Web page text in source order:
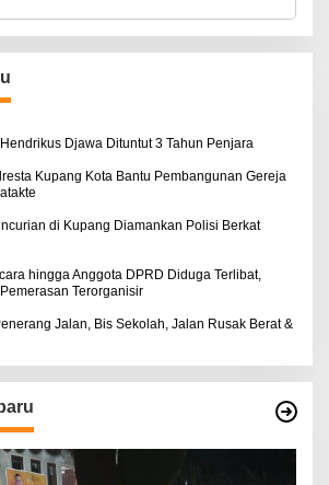
Djawa Dituntut 3 Tahun Penjara
Kupang Kota Bantu Pembangunan Gereja
di Kupang Diamankan Polisi Berkat
hingga Anggota DPRD Diduga Terlibat,
Terorganisir
Jalan, Bis Sekolah, Jalan Rusak Berat &